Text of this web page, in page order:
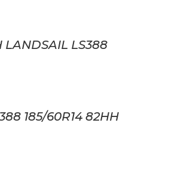
LANDSAIL LS388
185/60R14 82HH